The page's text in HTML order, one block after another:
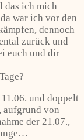
das ich mich
war ich vor den
dennoch
zurück und
euch und dir
und doppelt
aufgrund von
der 21.07.,